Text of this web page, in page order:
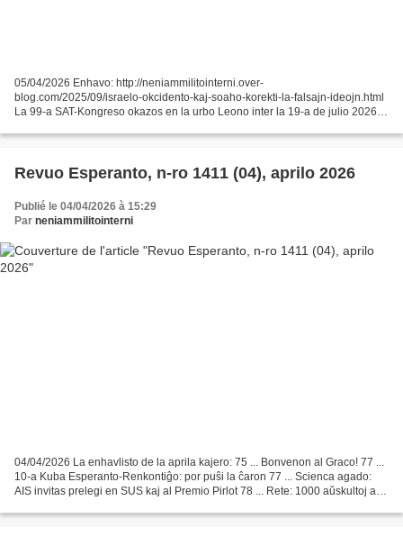
05/04/2026 Enhavo: http://neniammilitointerni.over-
blog.com/2025/09/israelo-okcidento-kaj-soaho-korekti-la-falsajn-ideojn.html
La 99-a SAT-Kongreso okazos en la urbo Leono inter la 19-a de julio 2026
Revuo Esperanto, n-ro 1411 (04), aprilo 2026
Publié le 04/04/2026 à 15:29
Par neniammilitointerni
04/04/2026 La enhavlisto de la aprila kajero: 75 ... Bonvenon al Graco! 77 ...
10-a Kuba Esperanto-Renkontiĝo: por puŝi la ĉaron 77 ... Scienca agado:
AIS invitas prelegi en SUS kaj al Premio Pirlot 78 ... Rete: 1000 aŭskultoj aŭ